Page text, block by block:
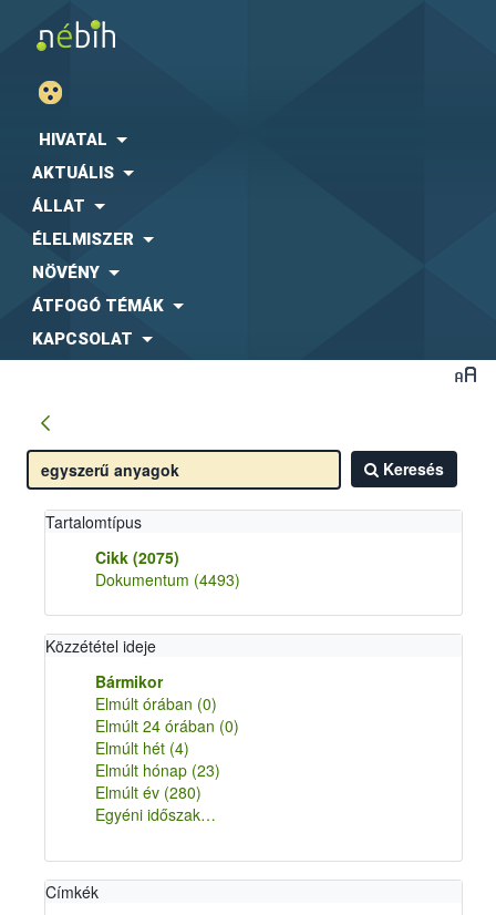
HIVATAL
AKTUÁLIS
ÁLLAT
ÉLELMISZER
NÖVÉNY
ÁTFOGÓ TÉMÁK
KAPCSOLAT
Keresés
Tartalomtípus
Cikk (2075)
Dokumentum (4493)
Közzététel ideje
Bármikor
Elmúlt órában (0)
Elmúlt 24 órában (0)
Elmúlt hét (4)
Elmúlt hónap (23)
Elmúlt év (280)
Egyéni időszak…
Címkék